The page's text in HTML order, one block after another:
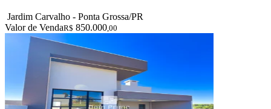
Jardim Carvalho - Ponta Grossa/PR
Valor de VendaR$ 850.000,00